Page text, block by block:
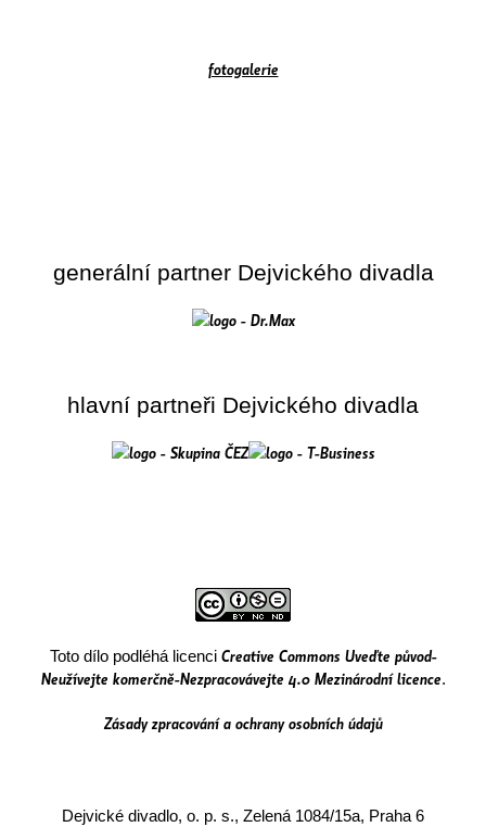
fotogalerie
generální partner Dejvického divadla
hlavní partneři Dejvického divadla
Toto dílo podléhá licenci Creative Commons Uveďte původ-
Neužívejte komerčně-Nezpracovávejte 4.0 Mezinárodní licence.
Zásady zpracování a ochrany osobních údajů
Dejvické divadlo, o. p. s., Zelená 1084/15a, Praha 6